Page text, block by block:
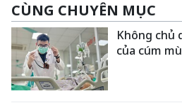
CÙNG CHUYÊN MỤC
Không chủ
của cúm